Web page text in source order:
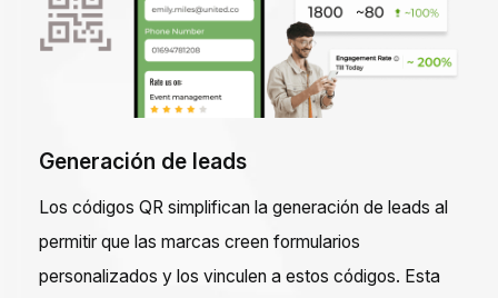
Generación de leads
Los códigos QR simplifican la generación de leads al
permitir que las marcas creen formularios
personalizados y los vinculen a estos códigos. Esta